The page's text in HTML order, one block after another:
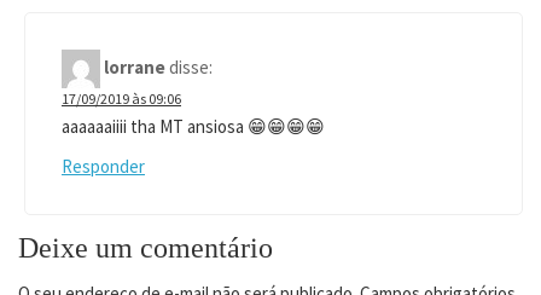
lorranedisse:
17/09/2019 às 09:06
aaaaaaiiii tha MT ansiosa 😁😁😁😁
Responder
Deixe um comentário